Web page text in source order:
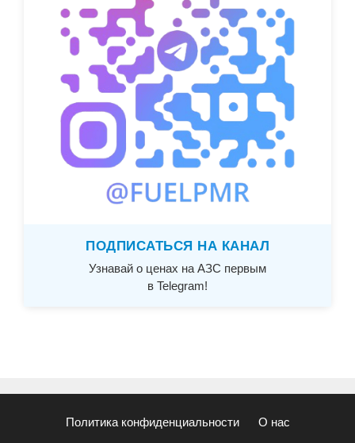
ПОДПИСАТЬСЯ НА КАНАЛ
Узнавай о ценах на АЗС первым
в Telegram!
Политика конфиденциальности О нас